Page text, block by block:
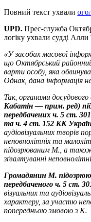
Повний текст ухвали
UPD. Прес-служба
логіку ухвали судді Алли
«У засобах масової
що Октябрський
варти особу, яка
Однак, дана інформація
Так, органами досудового
Кабатін — прим. ред)
передбачених ч. 5 ст.
та ч. 4 ст. 152 КК
аудіовізуальних творів
неповнолітніх та
підозрюваним М., а
зґвалтуванні
Громадянин М.
передбаченого ч. 5 ст.
візуальних та
характеру, за участю
попередньою змовою з К.